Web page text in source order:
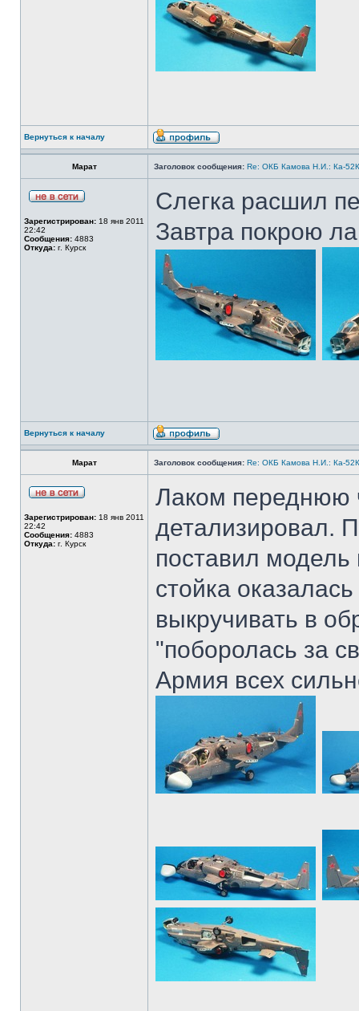
Вернуться к началу
Марат Заголовок сообщения: Re: ОКБ Камова Н.И.: Ка-
Зарегистрирован: 18 янв 2011
22:42
Сообщения: 4883
Откуда: г. Курск
Слегка расшил
Завтра покрою
Вернуться к началу
Марат Заголовок сообщения: Re: ОКБ Камова Н.И.: Ка-
Зарегистрирован: 18 янв 2011
22:42
Сообщения: 4883
Откуда: г. Курск
Лаком переднюю
детализировал.
поставил модель
стойка
выкручивать в
"поборолась за
Армия всех